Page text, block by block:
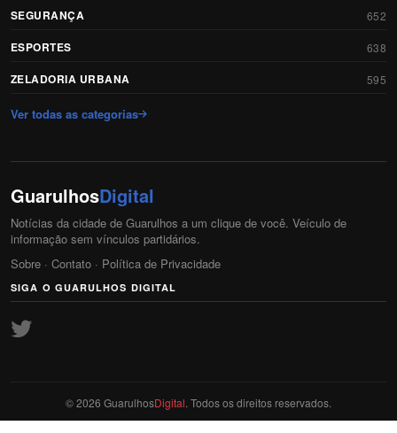
SEGURANÇA 652
ESPORTES 638
ZELADORIA URBANA 595
Ver todas as categorias
GuarulhosDigital
Notícias da cidade de Guarulhos a um clique de você. Veículo de
informação sem vínculos partidários.
Sobre · Contato · Política de Privacidade
SIGA O GUARULHOS DIGITAL
© 2026 GuarulhosDigital. Todos os direitos reservados.